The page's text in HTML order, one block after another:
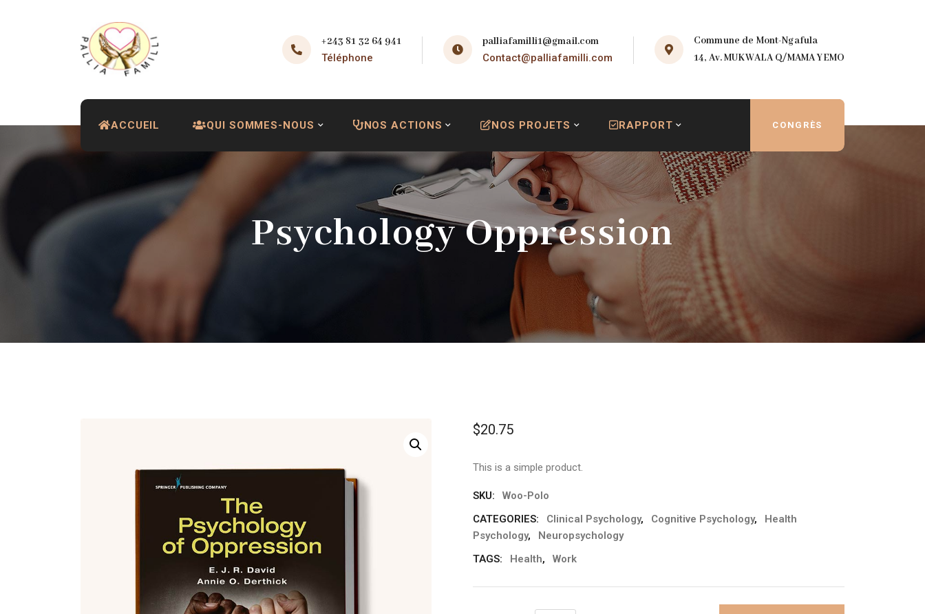
+243 81 32 64 941
Téléphone
palliafamilli1@gmail.com
Contact@palliafamilli.com
Commune de Mont-Ngafula
14, Av. MUKWALA Q/MAMA YEMO
ACCUEIL QUI SOMMES-NOUS NOS ACTIONS NOS PROJETS RAPPORT CONGRÈS
Psychology Oppression
$20.75
This is a simple product.
SKU:
Woo-Polo
CATEGORIES:
Clinical Psychology, Cognitive Psychology,
Health
Psychology,
Neuropsychology
TAGS:
Health, Work